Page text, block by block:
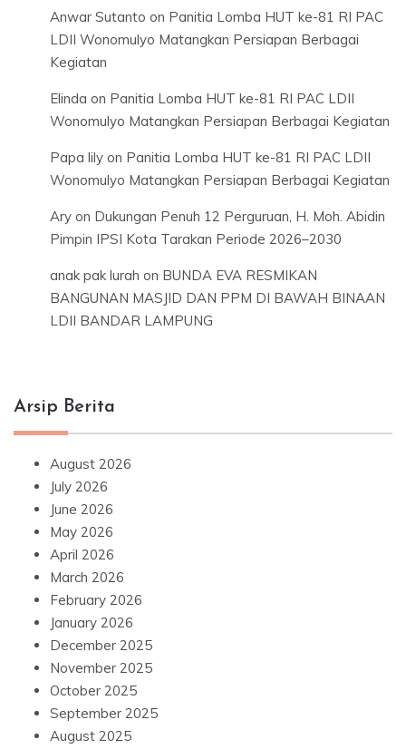
Anwar Sutanto on Panitia Lomba HUT ke-81 RI PAC
LDII Wonomulyo Matangkan Persiapan Berbagai
Kegiatan
Elinda on Panitia Lomba HUT ke-81 RI PAC LDII
Wonomulyo Matangkan Persiapan Berbagai Kegiatan
Papa lily on Panitia Lomba HUT ke-81 RI PAC LDII
Wonomulyo Matangkan Persiapan Berbagai Kegiatan
Ary on Dukungan Penuh 12 Perguruan, H. Moh. Abidin
Pimpin IPSI Kota Tarakan Periode 2026–2030
anak pak lurah on BUNDA EVA RESMIKAN
BANGUNAN MASJID DAN PPM DI BAWAH BINAAN
LDII BANDAR LAMPUNG
Arsip Berita
August 2026
July 2026
June 2026
May 2026
April 2026
March 2026
February 2026
January 2026
December 2025
November 2025
October 2025
September 2025
August 2025